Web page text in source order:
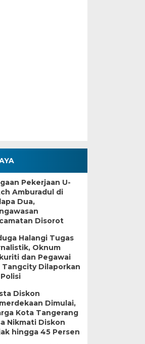
Pekerjaan U-
Amburadul di
Dua,
Disorot
Halangi Tugas
Oknum
dan Pegawai
Tangcity Dilaporkan
Diskon
Dimulai,
Kota Tangerang
Nikmati Diskon
hingga 45 Persen